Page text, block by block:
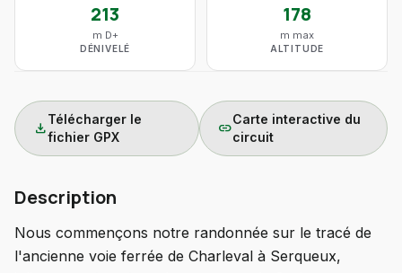
213
m D+
DÉNIVELÉ
178
m max
ALTITUDE
download
Télécharger le
fichier GPX
link
Carte interactive du
circuit
Description
Nous commençons notre randonnée sur le tracé de
l'ancienne voie ferrée de Charleval à Serqueux,